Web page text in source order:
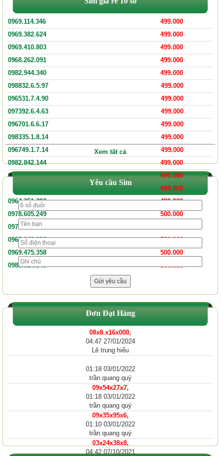
0969.114.346
499.000
0969.382.624
499.000
0969.410.803
499.000
0968.262.091
499.000
0982.944.340
499.000
098832.6.5.97
499.000
096531.7.4.90
499.000
097392.6.4.63
499.000
096701.6.6.17
499.000
098335.1.8.14
499.000
096749.1.7.14
499.000
0982.842.144
499.000
0971.810.441
499.000
499.000
0964.351.393
499.000
0978.605.249
500.000
0975.496.098
0965.642.098
500.000
0969.475.358
500.000
0985.814.948
500.000
Xem tất cả
Yêu cầu Sim
Đơn Đạt Hàng
08x8.x16x000,
04:47 27/01/2024
Lê trung hiếu
01:18 03/01/2022
trần quang quý
09x54x27x7,
01:18 03/01/2022
trần quang quý
09x35x95x6,
01:10 03/01/2022
trần quang quý
03x24x38x8,
04:42 07/10/2021